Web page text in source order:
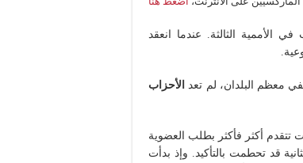
لقبول الأحزاب في الأممية الثالثة. عندما انعقد
معظم البلدان، لم تعد
الأحزاب
تتقدم أكثر فأكثر بطلب العضوية
قد تحطمت بالتأكيد. وإذ بدأت